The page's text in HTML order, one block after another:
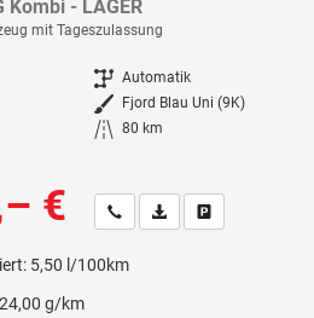
Kombi - LAGER
mit Tageszulassung
Getriebe Automatik
Außenfarbe
Fjord Blau Uni (9K)
Kilometerstand 80 km
€ Wir rufen Sie an
Fahrzeugexposé (PDF)
Fahrzeug parken
5,50 l/100km
g/km